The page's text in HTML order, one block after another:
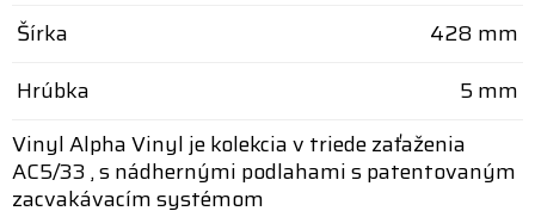
Šírka
428 mm
Hrúbka
5 mm
Vinyl Alpha Vinyl je kolekcia v triede zaťaženia
AC5/33 , s nádhernými podlahami s patentovaným
zacvakávacím systémom